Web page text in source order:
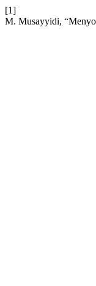
[1]
M. Musayyidi,